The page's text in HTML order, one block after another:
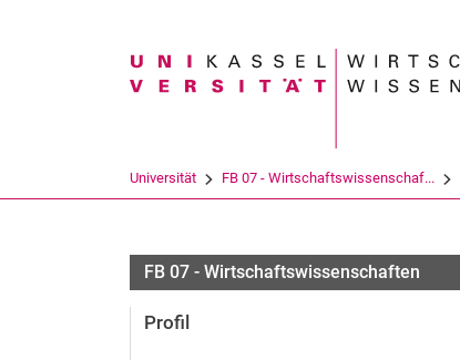
Suchbegriff
Universität FB 07 - Wirtschaftswissenschaf...
FB 07 - Wirtschaftswissenschaften
Profil